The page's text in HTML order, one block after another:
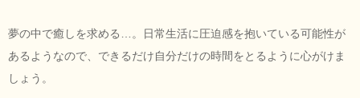
夢の中で癒しを求める…。日常生活に圧迫感を抱いている可能性が
あるようなので、できるだけ自分だけの時間をとるように心がけま
しょう。